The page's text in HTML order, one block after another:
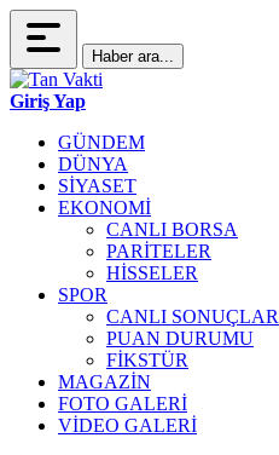
Haber ara...
Giriş Yap
GÜNDEM
DÜNYA
SİYASET
EKONOMİ
CANLI BORSA
PARİTELER
HİSSELER
SPOR
CANLI SONUÇLAR
PUAN DURUMU
FİKSTÜR
MAGAZİN
FOTO GALERİ
VİDEO GALERİ